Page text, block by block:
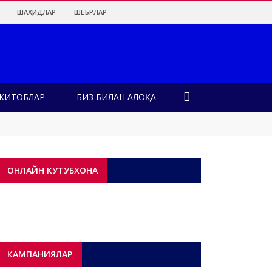
ШАҲИДЛАР ШЕЪРЛАР
КИТОБЛАР БИЗ БИЛАН АЛОҚА
ОНЛАЙН КУТУБХОНА
КАМПАНИЯЛАР